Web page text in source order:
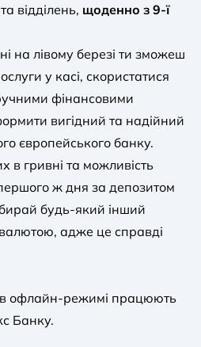
відділень, щоденно з 9-ї
на лівому березі ти зможеш
у касі, скористатися
фінансовими
вигідний та надійний
європейського банку.
в гривні та можливість
ж дня за депозитом
будь-який інший
адже це справді
офлайн-режимі працюють
Банку.